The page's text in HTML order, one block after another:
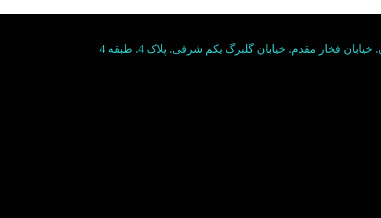
فخار مقدم. خیابان گلبرگ یکم شرقی. پلاک 4. طبقه 4